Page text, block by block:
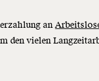
an
den vielen